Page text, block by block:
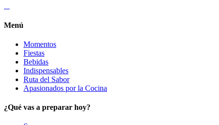
Menú
Momentos
Fiestas
Bebidas
Indispensables
Ruta del Sabor
Apasionados por la Cocina
¿Qué vas a preparar hoy?